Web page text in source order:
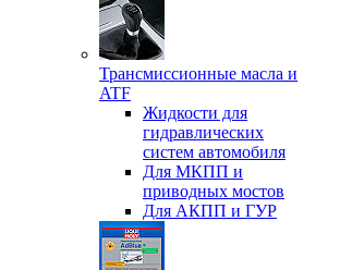
Трансмиссионные масла и
ATF
Жидкости для
гидравлических
систем автомобиля
Для МКПП и
приводных мостов
Для АКПП и ГУР